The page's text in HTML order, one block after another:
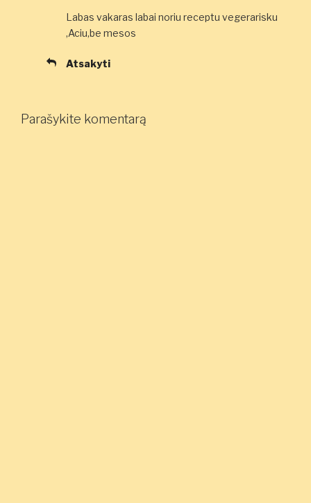
Labas vakaras labai noriu receptu vegerarisku
,Aciu,be mesos
Atsakyti
Parašykite komentarą